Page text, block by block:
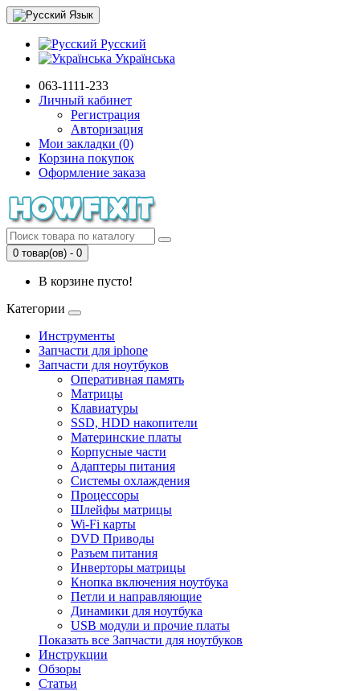
Язык
Русский
Українська
063-1111-233
Личный кабинет
Регистрация
Авторизация
Мои закладки (0)
Корзина покупок
Оформление заказа
0 товар(ов) - 0
В корзине пусто!
Категории
Инструменты
Запчасти для iphone
Запчасти для ноутбуков
Оперативная память
Матрицы
Клавиатуры
SSD, HDD накопители
Материнские платы
Корпусные части
Адаптеры питания
Системы охлаждения
Процессоры
Шлейфы матрицы
Wi-Fi карты
DVD Приводы
Разъем питания
Инверторы матрицы
Кнопка включения ноутбука
Петли и направляющие
Динамики для ноутбука
USB модули и прочие платы
Показать все Запчасти для ноутбуков
Инструкции
Обзоры
Статьи